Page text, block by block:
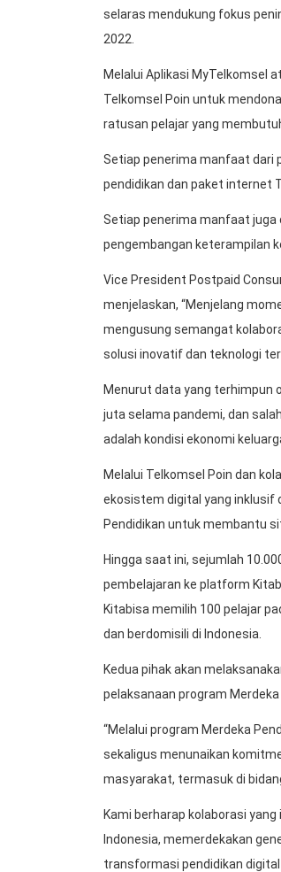
selaras mendukung fokus
2022.
Melalui Aplikasi MyTelkomsel
Telkomsel Poin untuk
ratusan pelajar yang
Setiap penerima manfaat dari
pendidikan dan paket internet
Setiap penerima manfaat juga
pengembangan keterampilan
Vice President Postpaid
menjelaskan, “Menjelang
mengusung semangat
solusi inovatif dan teknologi
Menurut data yang terhimpun
juta selama pandemi, dan
adalah kondisi ekonomi
Melalui Telkomsel Poin dan
ekosistem digital yang inklusif
Pendidikan untuk membantu
Hingga saat ini, sejumlah
pembelajaran ke platform
Kitabisa memilih 100 pelajar
dan berdomisili di Indonesia.
Kedua pihak akan
pelaksanaan program
“Melalui program Merdeka
sekaligus menunaikan
masyarakat, termasuk di
Kami berharap kolaborasi
Indonesia, memerdekakan
transformasi pendidikan digital